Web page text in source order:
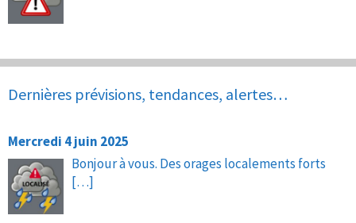
Dernières prévisions, tendances, alertes…
Mercredi 4 juin 2025
Bonjour à vous. Des orages localements forts
[…]